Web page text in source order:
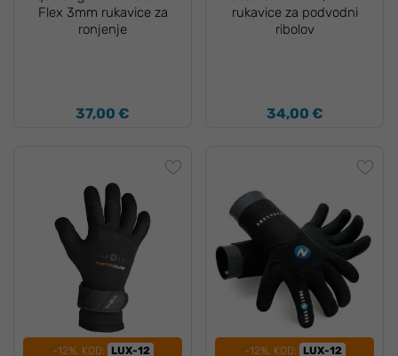
Flex 3mm rukavice za
ronjenje
37,00 €
rukavice za podvodni
ribolov
34,00 €
-12%, KOD: LUX-12 -12%, KOD: LUX-12